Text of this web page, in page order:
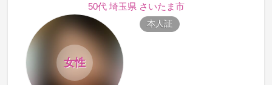
50代 埼玉県 さいたま市
女性
本人証